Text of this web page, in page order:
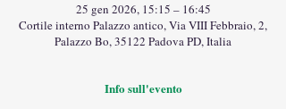
25 gen 2026, 15:15 – 16:45
Cortile interno Palazzo antico, Via VIII Febbraio, 2,
Palazzo Bo, 35122 Padova PD, Italia
Info sull'evento